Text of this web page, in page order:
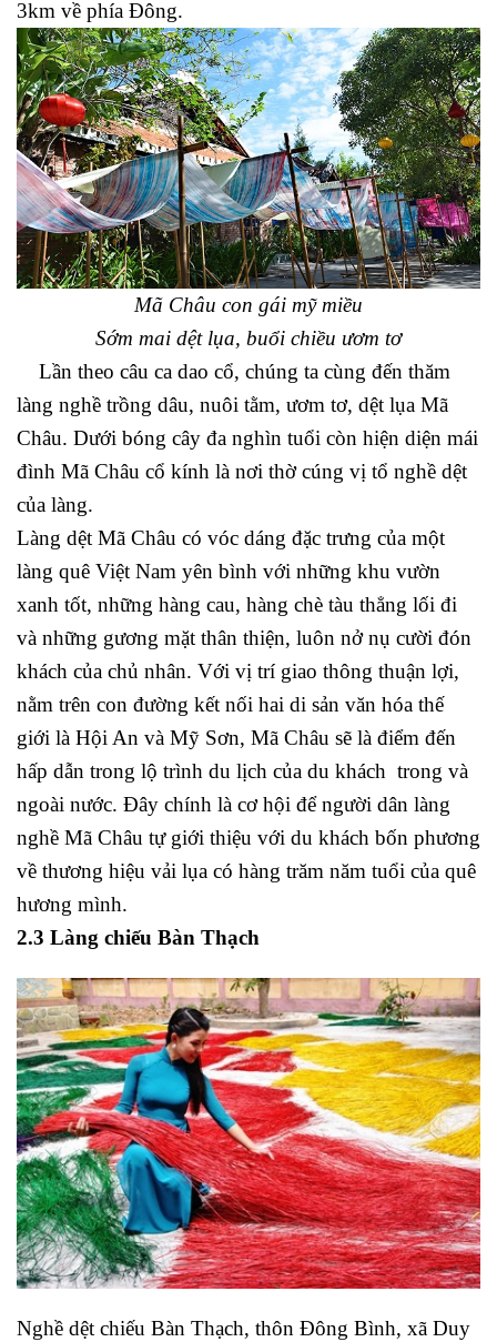
3km về phía Đông.
Mã Châu con gái mỹ miều
Sớm mai dệt lụa, buổi chiều ươm tơ
Lần theo câu ca dao cổ, chúng ta cùng đến thăm
làng nghề trồng dâu, nuôi tằm, ươm tơ, dệt lụa Mã
Châu. Dưới bóng cây đa nghìn tuổi còn hiện diện mái
đình Mã Châu cổ kính là nơi thờ cúng vị tổ nghề dệt
của làng.
Làng dệt Mã Châu có vóc dáng đặc trưng của một
làng quê Việt Nam yên bình với những khu vườn
xanh tốt, những hàng cau, hàng chè tàu thẳng lối đi
và những gương mặt thân thiện, luôn nở nụ cười đón
khách của chủ nhân. Với vị trí giao thông thuận lợi,
nằm trên con đường kết nối hai di sản văn hóa thế
giới là Hội An và Mỹ Sơn, Mã Châu sẽ là điểm đến
hấp dẫn trong lộ trình du lịch của du khách trong và
ngoài nước. Đây chính là cơ hội để người dân làng
nghề Mã Châu tự giới thiệu với du khách bốn phương
về thương hiệu vải lụa có hàng trăm năm tuổi của quê
hương mình.
2.3 Làng chiếu Bàn Thạch
Nghề dệt chiếu Bàn Thạch, thôn Đông Bình, xã Duy